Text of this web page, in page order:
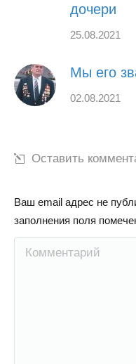
дочери
25.08.2021
Мы его
02.08.2021
Оставить
Ваш email адрес не
заполнения поля
Комментарий